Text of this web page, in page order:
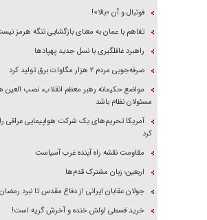
فوتبال و آن «بالا»!
تفاهم با عمان به معنای بازگشایی تنگه هرمز
راهبرد غافلگیری با نسل جدید پهپاد‌ها
صرفه‌جویی مردم ۲ هزار مگاوات برق تولید کرد
مواضع حکیمانه رهبر معظم انقلاب، نصب العین
مسئولان نظام باشد
آمریکا تحریم‌های یک شرکت هواپیمایی عراقی
کرد
مقاومت نقشه راه آینده غرب آسیاست
اربعین؛ زبان مشترک قدم‌ها
جولان عقابان ایرانی از دفاع مقدس تا نبرد رمضان
خرید قسطی اولش خنده و آخرش گریه است!